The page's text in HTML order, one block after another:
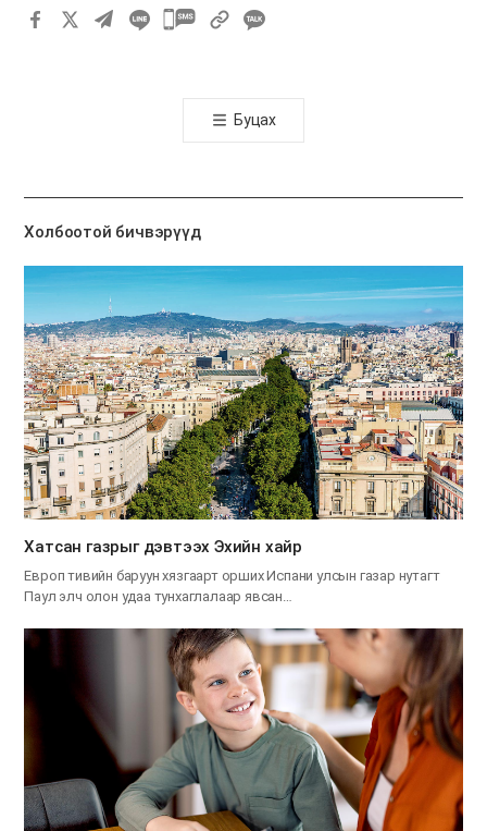
카
톡
공
기
Буцах
Холбоотой бичвэрүүд
Хатсан газрыг дэвтээх Эхийн хайр
Европ тивийн баруун хязгаарт орших Испани улсын газар нутагт
Паул элч олон удаа тунхаглалаар явсан…